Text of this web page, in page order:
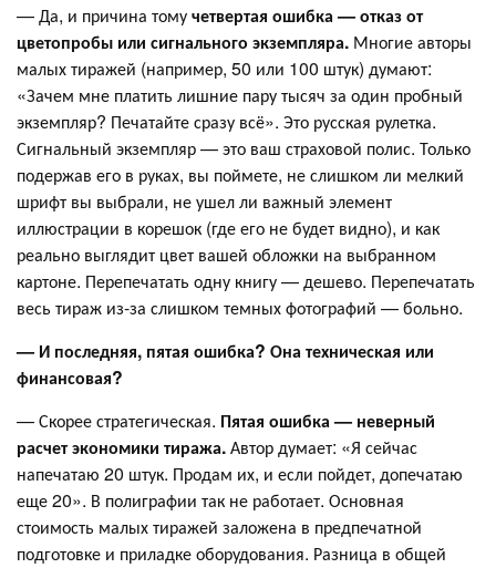
— Да, и причина томучетвертая ошибка — отказ от
цветопробы или сигнального экземпляра. Многие авторы
малых тиражей (например, 50 или 100 штук) думают:
«Зачем мне платить лишние пару тысяч за один пробный
экземпляр? Печатайте сразу всё». Это русская рулетка.
Сигнальный экземпляр — это ваш страховой полис. Только
подержав его в руках, вы поймете, не слишком ли мелкий
шрифт вы выбрали, не ушел ли важный элемент
иллюстрации в корешок (где его не будет видно), и как
реально выглядит цвет вашей обложки на выбранном
картоне. Перепечатать одну книгу — дешево. Перепечатать
весь тираж из-за слишком темных фотографий — больно.
— И последняя, пятая ошибка? Она техническая или
финансовая?
— Скорее стратегическая. Пятая ошибка — неверный
расчет экономики тиража.Автор думает: «Я сейчас
напечатаю 20 штук. Продам их, и если пойдет, допечатаю
еще 20». В полиграфии так не работает. Основная
стоимость малых тиражей заложена в предпечатной
подготовке и приладке оборудования. Разница в общей